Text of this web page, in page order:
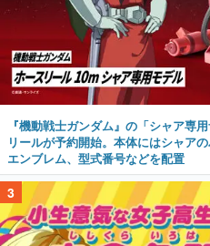
『機動戦士ガンダム』の「シャア専
リールが予約開始。本体にはシャア
エンブレム、型式番号などを配置
3